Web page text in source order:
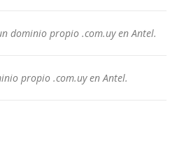
dominio propio .com.uy en Antel.
propio .com.uy en Antel.